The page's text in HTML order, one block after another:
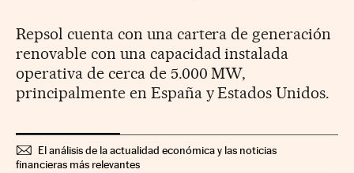
Repsol cuenta con una cartera de generación
renovable con una capacidad instalada
operativa de cerca de 5.000 MW,
principalmente en España y Estados Unidos.
El análisis de la actualidad económica y las noticias
financieras más relevantes